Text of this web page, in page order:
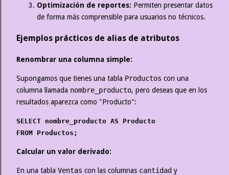
Optimización de reportes: Permiten presentar datos
de forma más comprensible para usuarios no técnicos.
Ejemplos prácticos de alias de atributos
Renombrar una columna simple:
Supongamos que tienes una tabla Productos con una
columna llamada nombre_producto, pero deseas que en los
resultados aparezca como "Producto":
SELECT nombre_producto AS Producto
FROM Productos;
Calcular un valor derivado:
En una tabla Ventas con las columnas cantidad y